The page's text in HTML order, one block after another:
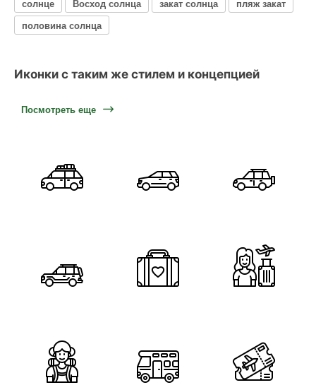
солнце
Восход солнца закат солнца
пляж закат
половина солнца
Иконки с таким же стилем и концепцией
Посмотреть еще